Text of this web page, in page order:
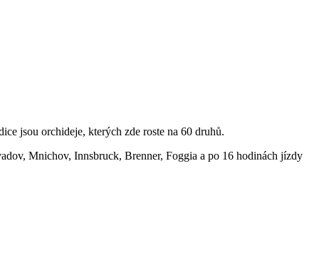
jsou orchideje, kterých zde roste na 60 druhů.
Mnichov, Innsbruck, Brenner, Foggia a po 16 hodinách jízdy